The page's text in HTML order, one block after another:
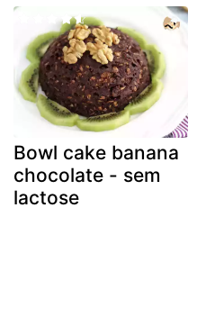
Bowl cake banana
chocolate - sem
lactose